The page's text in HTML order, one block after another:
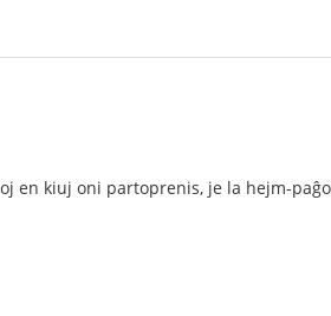
en kiuj oni partoprenis, je la hejm-